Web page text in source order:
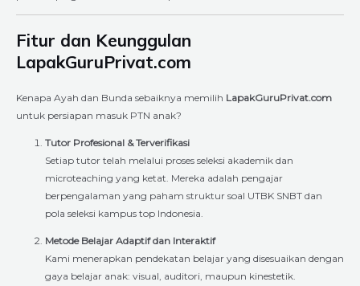
Fitur dan Keunggulan
LapakGuruPrivat.com
Kenapa Ayah dan Bunda sebaiknya memilih LapakGuruPrivat.com
untuk persiapan masuk PTN anak?
Tutor Profesional & Terverifikasi
Setiap tutor telah melalui proses seleksi akademik dan
microteaching yang ketat. Mereka adalah pengajar
berpengalaman yang paham struktur soal UTBK SNBT dan
pola seleksi kampus top Indonesia.
Metode Belajar Adaptif dan Interaktif
Kami menerapkan pendekatan belajar yang disesuaikan dengan
gaya belajar anak: visual, auditori, maupun kinestetik.